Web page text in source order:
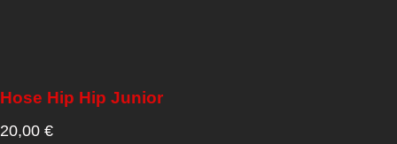
Hose Hip Hip Junior
20,00 €